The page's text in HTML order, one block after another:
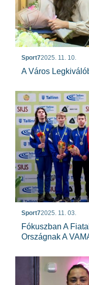
Sport72025. 11. 10.
A Város
Sport72025. 11. 03.
Fókuszban A
Országnak A